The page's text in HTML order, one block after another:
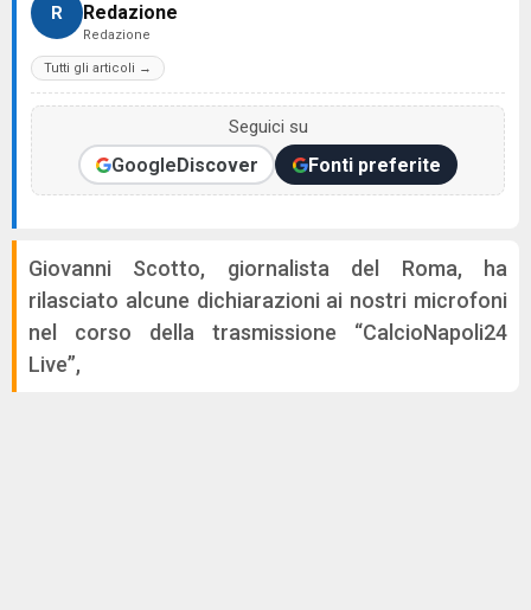
R Redazione
Redazione
Tutti gli articoli →
Seguici su
GoogleDiscover Fonti preferite
Giovanni Scotto, giornalista del Roma, ha
rilasciato alcune dichiarazioni ai nostri microfoni
nel corso della trasmissione “CalcioNapoli24
Live”,